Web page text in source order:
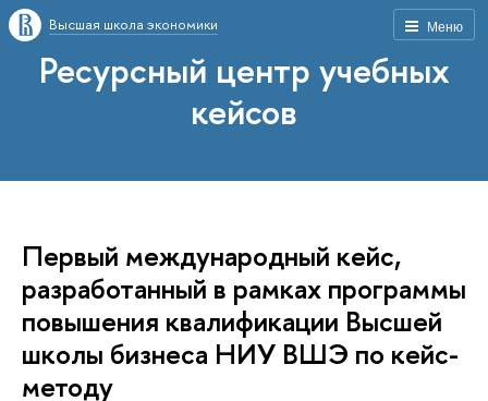
Меню
Высшая школа экономики
Ресурсный центр учебных
кейсов
Первый международный кейс,
разработанный в рамках программы
повышения квалификации Высшей
школы бизнеса НИУ ВШЭ по кейс-
методу